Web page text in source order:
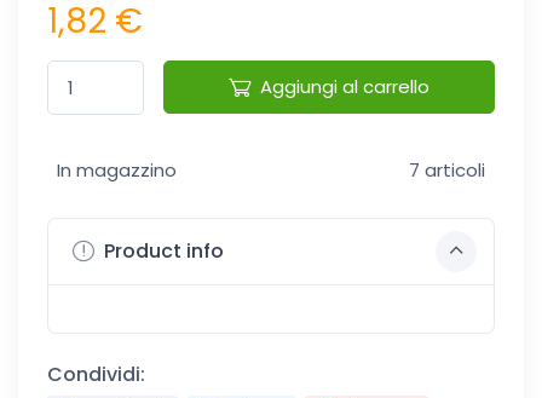
1,82 €
Aggiungi al carrello
In magazzino 7 articoli
Product info
Condividi: